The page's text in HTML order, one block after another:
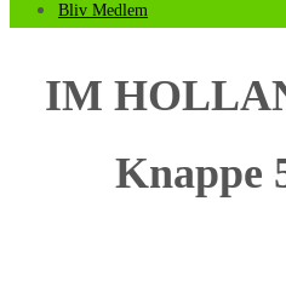
Bliv Medlem
IM
Knappe